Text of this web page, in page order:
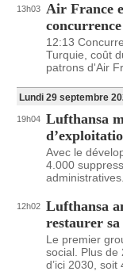
13h03 Air France
12:13
Turquie, coût
patrons d'Air
Lundi 29 septembre
19h04 Lufthansa
Avec le
4.000
administratives.
12h02 Lufthansa
restaurer
Le premier
social. Plus de
d’ici 2030, soit